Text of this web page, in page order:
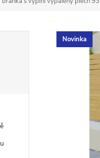
Novinka